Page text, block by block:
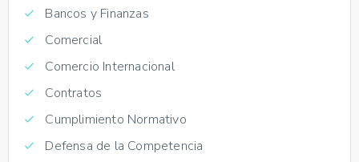
Bancos y Finanzas
Comercial
Comercio Internacional
Contratos
Cumplimiento Normativo
Defensa de la Competencia